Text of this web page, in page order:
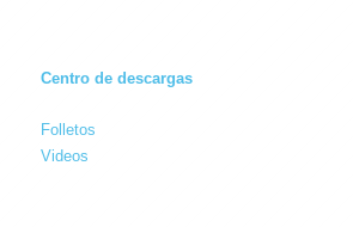
Centro de descargas
Folletos
Videos